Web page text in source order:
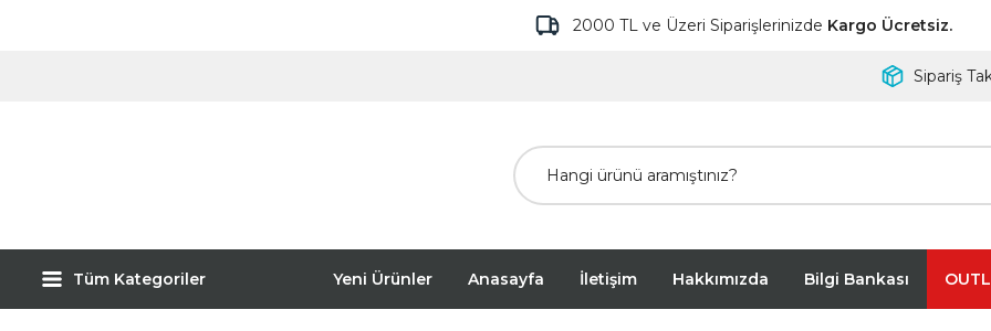
2000 TL ve Üzeri Siparişlerinizde Kargo Ücretsiz.
Sipariş
Tüm Kategoriler Yeni Ürünler Anasayfa İletişim Hakkımızda Bilgi Bankası